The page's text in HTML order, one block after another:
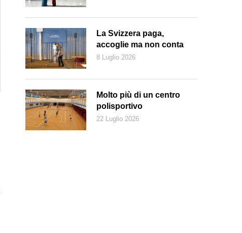
L’artista Stefania Mariani durante lo spettacolo Straordinaria tu! in
La Svizzera paga,
accoglie ma non conta
8 Luglio 2026
Molto più di un centro
polisportivo
22 Luglio 2026